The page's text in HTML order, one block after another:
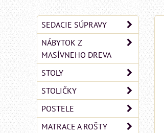
SEDACIE SÚPRAVY
NÁBYTOK Z
MASÍVNEHO DREVA
STOLY
STOLIČKY
POSTELE
MATRACE A ROŠTY